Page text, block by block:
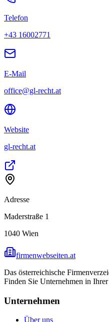
Telefon
+43 16002771
E-Mail
office@gl-recht.at
Website
gl-recht.at
Adresse
Maderstraße 1
1040 Wien
firmenwebseiten.at
Das österreichische
Finden Sie Unternehmen in
Unternehmen
Über uns